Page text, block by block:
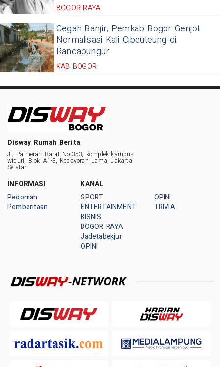
BOGOR RAYA
Cegah Banjir, Pemkab Bogor Genjot
Normalisasi Kali Cibeuteung di
Rancabungur
KAB BOGOR
Disway Rumah Berita
Jl. Palmerah Barat No.353, komplek kampus
widuri, Blok A1-3, Kebayoran Lama, Jakarta
Selatan
INFORMASI
Pedoman
Pemberitaan
KANAL
SPORT
ENTERTAINMENT
BISNIS
BOGOR RAYA
Jadetabekjur
OPINI
OPINI
TRIVIA